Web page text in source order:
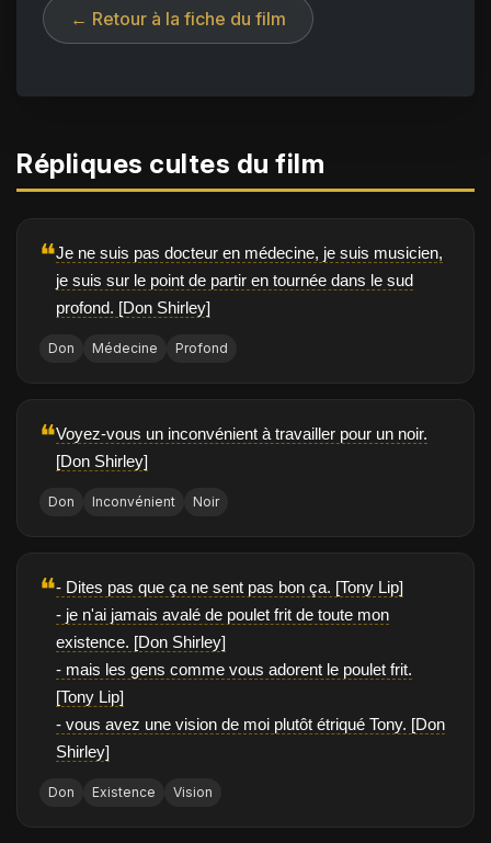
← Retour à la fiche du film
Répliques cultes du film
❝Je ne suis pas docteur en médecine, je suis musicien,
je suis sur le point de partir en tournée dans le sud
profond. [Don Shirley]
Don Médecine Profond
❝Voyez-vous un inconvénient à travailler pour un noir.
[Don Shirley]
Don Inconvénient Noir
❝- Dites pas que ça ne sent pas bon ça. [Tony Lip]
- je n'ai jamais avalé de poulet frit de toute mon
existence. [Don Shirley]
- mais les gens comme vous adorent le poulet frit.
[Tony Lip]
- vous avez une vision de moi plutôt étriqué Tony. [Don
Shirley]
Don Existence Vision